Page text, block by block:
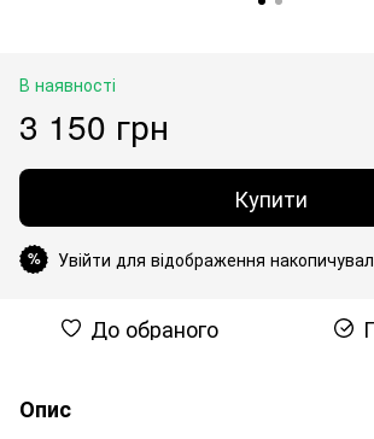
В наявності
3 150 грн
Купити
% Увійти для відображення
До обраного
Опис